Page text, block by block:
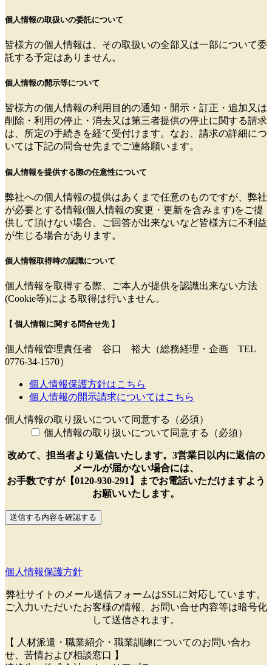
個人情報の取扱いの委託について
皆様方の個人情報は、その取扱いの全部又は一部について委
託する予定はありません。
個人情報の開示等について
皆様方の個人情報の利用目的の通知・開示・訂正・追加又は
削除・利用の停止・消去又は第三者提供の停止に関する請求
は、所定の手続きを経て受付けます。なお、請求の詳細につ
いては下記の問合せ先までご連絡願います。
個人情報を提供する際の任意性について
弊社への個人情報の提供はあくまで任意のものですが、弊社
が必要とする情報(個人情報の変更・更新を含みます)をご提
供して頂けない場合、ご回答が出来ないなど皆様方に不利益
が生じる場合があります。
個人情報取得時の認識について
個人情報を取得する際、ご本人が提供を認識出来ない方法
(Cookie等)による取得は行いません。
【 個人情報に関する問合せ先 】
個人情報管理責任者 谷口 裕大（総務経理・企画 TEL
0776-34-1570）
個人情報保護方針はこちら
個人情報の開示請求についてはこちら
個人情報の取り扱いについて同意する（必須）
個人情報の取り扱いについて同意する（必須）
改めて、担当者より返信いたします。3営業日以内に返信の
メールが届かない場合には、
お手数ですが【0120-930-291】までお電話いただけますよう
お願いいたします。
送信する内容を確認する
個人情報保護方針
弊社サイトのメール送信フォームはSSLに対応しています。
ご入力いただいたお客様の情報、お問い合せ内容等は暗号化
して送信されます。
【 人材派遣・職業紹介・職業訓練についてのお問い合わ
せ、苦情および相談窓口 】